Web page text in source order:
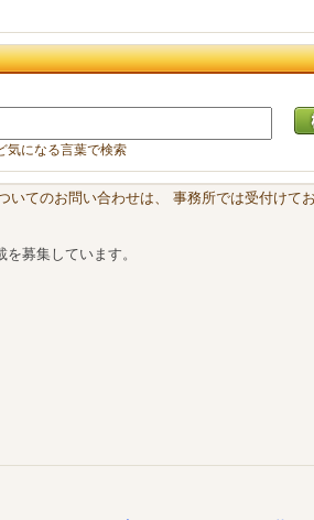
気になる言葉で検索
いてのお問い合わせは、 事務所では受付けて
募集しています。